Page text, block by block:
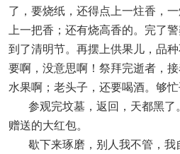
了，要烧纸，还得点上一炷香，
上一把香；还有烧高香的。完了
到了清明节。再摆上供果儿，品
要啊，没意思啊！祭拜完逝者，
水果啊；老头子，还要喝酒。够忙
参观完坟墓，返回，天都黑了
赠送的大红包。
歇下来琢磨，别人我不管，我